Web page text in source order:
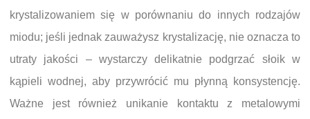
krystalizowaniem się w porównaniu do innych rodzajów
miodu; jeśli jednak zauważysz krystalizację, nie oznacza to
utraty jakości – wystarczy delikatnie podgrzać słoik w
kąpieli wodnej, aby przywrócić mu płynną konsystencję.
Ważne jest również unikanie kontaktu z metalowymi